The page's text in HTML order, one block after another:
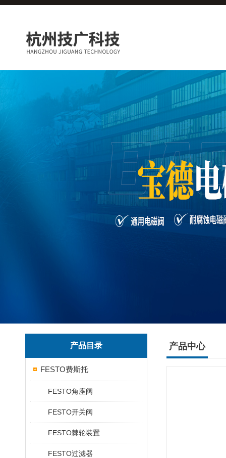
产品目录
FESTO费斯托
FESTO角座阀
FESTO开关阀
FESTO棘轮装置
FESTO过滤器
产品中心